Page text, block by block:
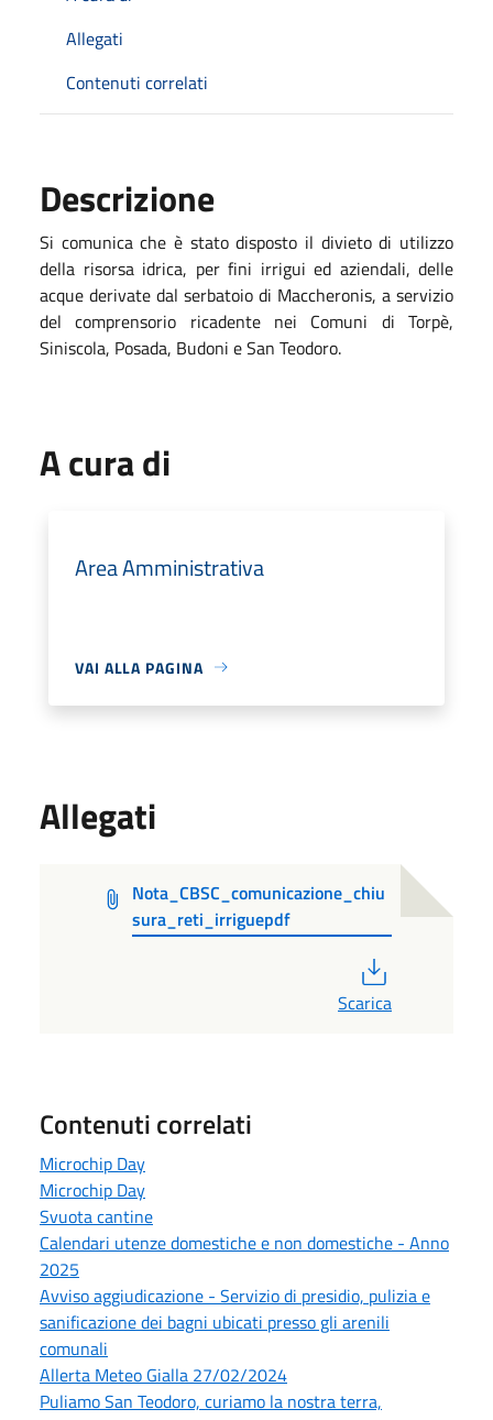
Allegati
Contenuti correlati
Descrizione
Si comunica che è stato disposto il divieto di utilizzo
della risorsa idrica, per fini irrigui ed aziendali, delle
acque derivate dal serbatoio di Maccheronis, a servizio
del comprensorio ricadente nei Comuni di Torpè,
Siniscola, Posada, Budoni e San Teodoro.
A cura di
Area Amministrativa
VAI ALLA PAGINA
Allegati
Nota_CBSC_comunicazione_chiu
sura_reti_irriguepdf
Scarica
Contenuti correlati
Microchip Day
Microchip Day
Svuota cantine
Calendari utenze domestiche e non domestiche - Anno
2025
Avviso aggiudicazione - Servizio di presidio, pulizia e
sanificazione dei bagni ubicati presso gli arenili
comunali
Allerta Meteo Gialla 27/02/2024
Puliamo San Teodoro, curiamo la nostra terra,